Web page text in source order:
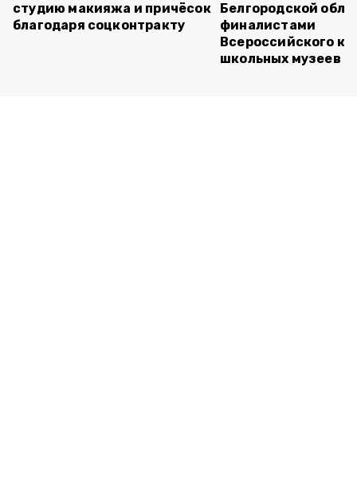
студию макияжа и причёсок
благодаря соцконтракту
Белгородской
финалистами
Всероссийского
школьных музеев